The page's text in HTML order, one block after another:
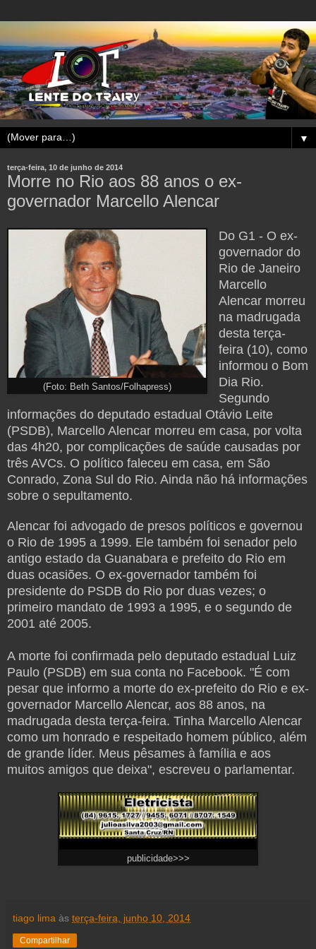
▼
terça-feira, 10 de junho de 2014
Morre no Rio aos 88 anos o ex-
governador Marcello Alencar
(Foto: Beth Santos/Folhapress)
Do G1 - O ex-
governador do
Rio de Janeiro
Marcello
Alencar morreu
na madrugada
desta terça-
feira (10), como
informou o Bom
Dia Rio.
Segundo
informações do deputado estadual Otávio Leite
(PSDB), Marcello Alencar morreu em casa, por volta
das 4h20, por complicações de saúde causadas por
três AVCs. O político faleceu em casa, em São
Conrado, Zona Sul do Rio. Ainda não há informações
sobre o sepultamento.
Alencar foi advogado de presos políticos e governou
o Rio de 1995 a 1999. Ele também foi senador pelo
antigo estado da Guanabara e prefeito do Rio em
duas ocasiões. O ex-governador também foi
presidente do PSDB do Rio por duas vezes; o
primeiro mandato de 1993 a 1995, e o segundo de
2001 até 2005.
A morte foi confirmada pelo deputado estadual Luiz
Paulo (PSDB) em sua conta no Facebook. "É com
pesar que informo a morte do ex-prefeito do Rio e ex-
governador Marcello Alencar, aos 88 anos, na
madrugada desta terça-feira. Tinha Marcello Alencar
como um honrado e respeitado homem público, além
de grande líder. Meus pêsames à família e aos
muitos amigos que deixa", escreveu o parlamentar.
publicidade>>>
tiago lima às terça-feira, junho 10, 2014
Compartilhar